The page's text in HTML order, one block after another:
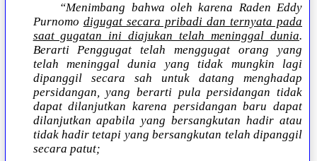
“Menimbang bahwa oleh karena Raden Eddy
Purnomo digugat secara pribadi dan ternyata pada
saat gugatan ini diajukan telah meninggal dunia.
Berarti Penggugat telah menggugat orang yang
telah meninggal dunia yang tidak mungkin lagi
dipanggil secara sah untuk datang menghadap
persidangan, yang berarti pula persidangan tidak
dapat dilanjutkan karena persidangan baru dapat
dilanjutkan apabila yang bersangkutan hadir atau
tidak hadir tetapi yang bersangkutan telah dipanggil
secara patut;